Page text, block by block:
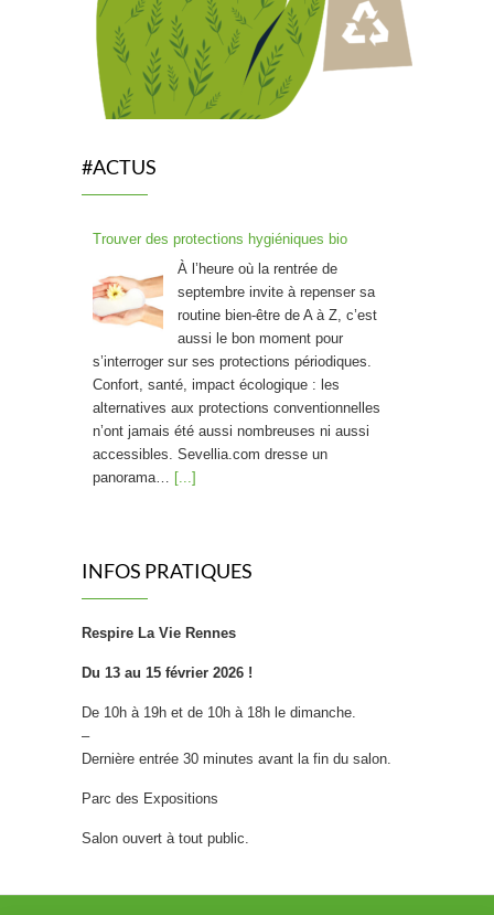
#ACTUS
Trouver des protections hygiéniques bio
À l’heure où la rentrée de
septembre invite à repenser sa
routine bien-être de A à Z, c’est
aussi le bon moment pour
s’interroger sur ses protections périodiques.
Confort, santé, impact écologique : les
alternatives aux protections conventionnelles
n’ont jamais été aussi nombreuses ni aussi
accessibles. Sevellia.com dresse un
panorama…
[...]
Craquer pour un bonbon sans
la promesse d’une nouvelle génération de
qui font grincer des dents les nutritionnistes.
transforme… [...]
INFOS PRATIQUES
Respire La Vie Rennes
Du 13 au 15 février 2026 !
De 10h à 19h et de 10h à 18h le dimanche.
–
Dernière entrée 30 minutes avant la fin du salon.
Parc des Expositions
Salon ouvert à tout public.